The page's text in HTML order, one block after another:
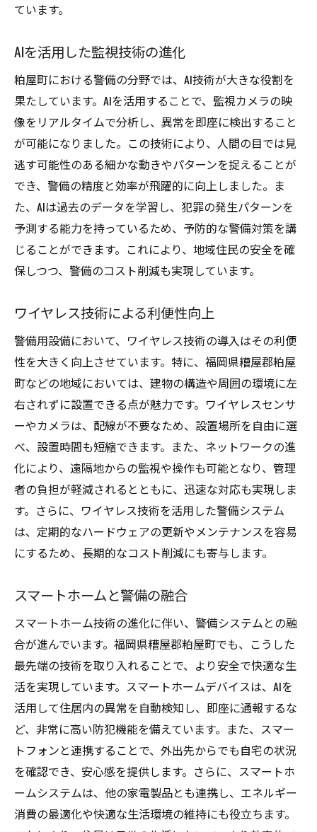
ています。
AIを活用した監視技術の進化
粕屋町における警備の分野では、AI技術が大きな役割を
果たしています。AIを活用することで、監視カメラの映
像をリアルタイムで分析し、異常を即座に検出すること
が可能になりました。この技術により、人間の目では見
逃す可能性のある細かな動きやパターンを捉えることが
でき、警備の精度と効率が飛躍的に向上しました。ま
た、AIは過去のデータを学習し、犯罪の発生パターンを
予測する能力を持っているため、予防的な警備対策を講
じることができます。これにより、地域住民の安全を確
保しつつ、警備のコスト削減も実現しています。
ワイヤレス技術による利便性向上
警備用設備において、ワイヤレス技術の導入はその利便
性を大きく向上させています。特に、福岡県糟屋郡粕屋
町などの地域においては、建物の構造や周囲の環境に左
右されずに設置できる点が魅力です。ワイヤレスセンサ
ーやカメラは、配線が不要なため、設置場所を自由に選
べ、設置時間も短縮できます。また、ネットワークの進
化により、遠隔地からの監視や操作も可能となり、管理
者の負担が軽減されるとともに、迅速な対応も実現しま
す。さらに、ワイヤレス技術を活用した警備システム
は、定期的なハードウェアの更新やメンテナンスを容易
にするため、長期的なコスト削減にも寄与します。
スマートホームと警備の融合
スマートホーム技術の進化に伴い、警備システムとの融
合が進んでいます。福岡県糟屋郡粕屋町でも、こうした
最先端の技術を取り入れることで、より安全で快適な生
活を実現しています。スマートホームデバイスは、AIを
活用して住居内の異常を自動検知し、即座に通報するな
ど、非常に高い防犯機能を備えています。また、スマー
トフォンと連携することで、外出先からでも自宅の状況
を確認でき、安心感を提供します。さらに、スマートホ
ームシステムは、他の家電製品とも連携し、エネルギー
消費の最適化や快適な生活環境の維持にも役立ちます。